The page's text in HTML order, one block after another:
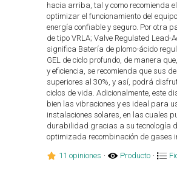
hacia arriba, tal y como recomienda
optimizar el funcionamiento del
energía confiable y seguro. Por otra
de tipo VRLA; Valve Regulated Lead-
significa Batería de plomo-ácido
GEL de ciclo profundo, de manera
y eficiencia, se recomienda que sus
superiores al 30%, y así, podrá
ciclos de vida. Adicionalmente, este
bien las vibraciones y es ideal para
instalaciones solares, en las cuales
durabilidad gracias a su tecnología
optimizada recombinación de gases
11 opiniones · Producto ·